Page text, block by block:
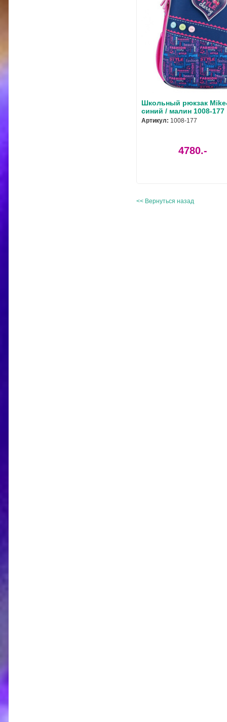
Школьный рюкзак
синий / малин 1008-177
Артикул: 1008-177
4780.-
<< Вернуться назад